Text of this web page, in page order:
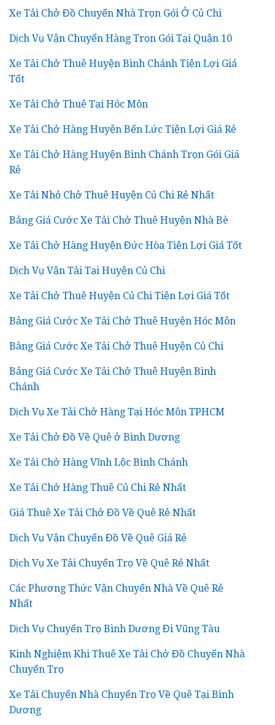
Xe Tải Chở Đồ Chuyển Nhà Trọn Gói Ở Củ Chi
Dịch Vụ Vận Chuyển Hàng Trọn Gói Tại Quận 10
Xe Tải Chở Thuê Huyện Bình Chánh Tiện Lợi Giá
Tốt
Xe Tải Chở Thuê Tại Hóc Môn
Xe Tải Chở Hàng Huyện Bến Lức Tiện Lợi Giá Rẻ
Xe Tải Chở Hàng Huyện Bình Chánh Trọn Gói Giá
Rẻ
Xe Tải Nhỏ Chở Thuê Huyện Củ Chi Rẻ Nhất
Bảng Giá Cước Xe Tải Chở Thuê Huyện Nhà Bè
Xe Tải Chở Hàng Huyện Đức Hòa Tiện Lợi Giá Tốt
Dịch Vụ Vận Tải Tại Huyện Củ Chi
Xe Tải Chở Thuê Huyện Củ Chi Tiện Lợi Giá Tốt
Bảng Giá Cước Xe Tải Chở Thuê Huyện Hóc Môn
Bảng Giá Cước Xe Tải Chở Thuê Huyện Củ Chi
Bảng Giá Cước Xe Tải Chở Thuê Huyện Bình
Chánh
Dịch Vụ Xe Tải Chở Hàng Tại Hóc Môn TPHCM
Xe Tải Chở Đồ Về Quê ở Bình Dương
Xe Tải Chở Hàng Vĩnh Lộc Bình Chánh
Xe Tải Chở Hàng Thuê Củ Chi Rẻ Nhất
Giá Thuê Xe Tải Chở Đồ Về Quê Rẻ Nhất
Dịch Vụ Vận Chuyển Đồ Về Quê Giá Rẻ
Dịch Vụ Xe Tải Chuyển Trọ Về Quê Rẻ Nhất
Các Phương Thức Vận Chuyển Nhà Về Quê Rẻ
Nhất
Dịch Vụ Chuyển Trọ Bình Dương Đi Vũng Tàu
Kinh Nghiệm Khi Thuê Xe Tải Chở Đồ Chuyển Nhà
Chuyển Trọ
Xe Tải Chuyển Nhà Chuyển Trọ Về Quê Tại Bình
Dương